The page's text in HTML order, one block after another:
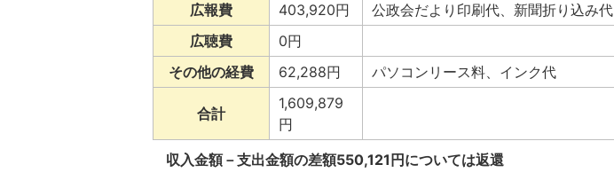
広報費
403,920円
公政会だより印刷代、新聞折り込み代
広聴費
0円
その他の経費
62,288円 パソコンリース料、インク代
合計
1,609,879
円
収入金額－支出金額の差額550,121円については返還